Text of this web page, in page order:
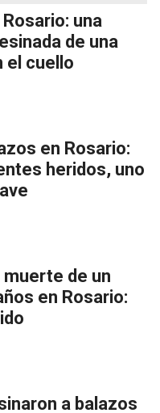
una
de una
el cuello
en Rosario:
heridos, uno
muerte de un
en Rosario:
a balazos